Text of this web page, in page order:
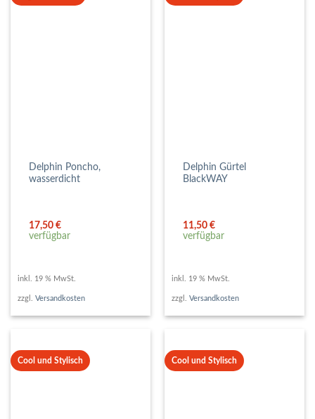
Delphin Poncho,
wasserdicht
17,50€
verfügbar
inkl. 19 % MwSt.
zzgl. Versandkosten
Delphin Gürtel
BlackWAY
11,50€
verfügbar
inkl. 19 % MwSt.
zzgl. Versandkosten
Cool und Stylisch Cool und Stylisch